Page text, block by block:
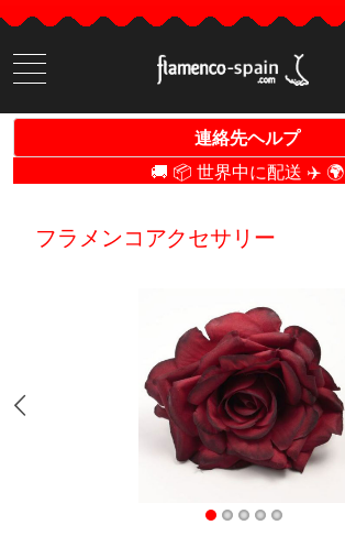
商
品
検
連絡先ヘルプ
🚚 📦 世界中に配送 ✈️ 🌍
フラメンコアクセサリー